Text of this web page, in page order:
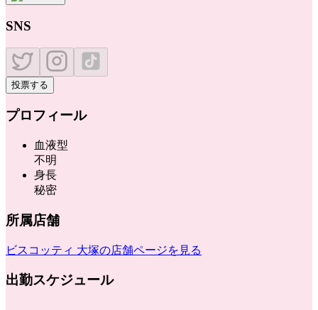
SNS
投票する
プロフィール
血液型
不明
身長
秘密
所属店舗
ビスコッティ 大塚の店舗ページを見る
出勤スケジュール